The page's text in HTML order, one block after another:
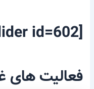
[metaslider id=602]
فعالیت های